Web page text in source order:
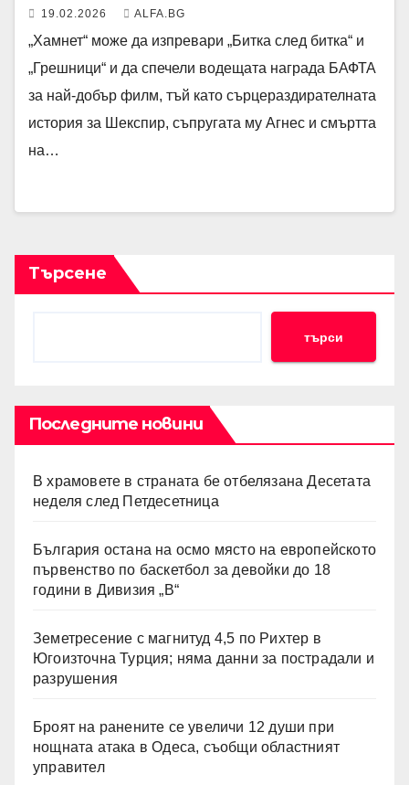
19.02.2026 ALFA.BG
„Хамнет“ може да изпревари „Битка след битка“ и
„Грешници“ и да спечели водещата награда БАФТА
за най-добър филм, тъй като сърцераздирателната
история за Шекспир, съпругата му Агнес и смъртта
на…
Търсене
търси
Последните новини
В храмовете в страната бе отбелязана Десетата
неделя след Петдесетница
България остана на осмо място на европейското
първенство по баскетбол за девойки до 18
години в Дивизия „В“
Земетресение с магнитуд 4,5 по Рихтер в
Югоизточна Турция; няма данни за пострадали и
разрушения
Броят на ранените се увеличи 12 души при
нощната атака в Одеса, съобщи областният
управител